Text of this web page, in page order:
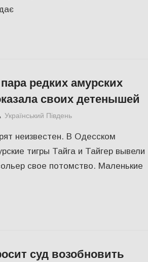
редких амурских
своих детенышей
Український Південь
неизвестен. В Одесском
тигры Тайга и Тайгер вывели
свое потомство. Маленькие
суд возобновить